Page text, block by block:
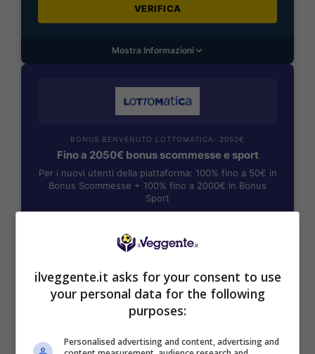
VERIFICA
Mostra Informazioni
BONUS BENVENUTO LOTTOMATICA: 2050€
Fino a 2050€ bonus scommesse e sport
Per i nuovi utenti della piattaforma: 100% fino a 50€ in
Bonus Scommesse + 100% fino a 2000€ in Bonus
Sport
2050€
Mostra Informazioni
ilveggente.it asks for your consent to use
your personal data for the following
purposes:
Personalised advertising and content, advertising and